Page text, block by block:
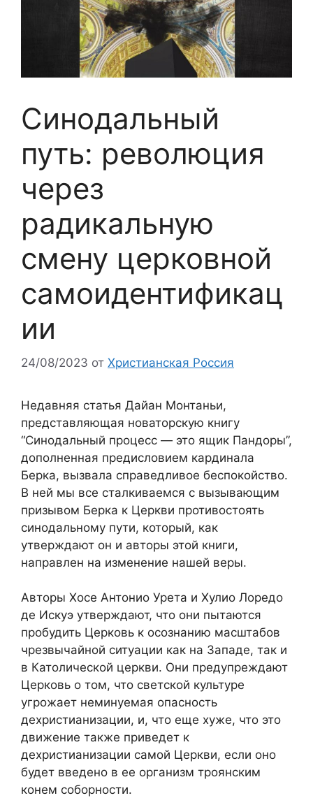
Синодальный
путь: революция
через
радикальную
смену церковной
самоидентификац
ии
24/08/2023 от Христианская Россия
Недавняя статья Дайан Монтаньи,
представляющая новаторскую книгу
“Синодальный процесс — это ящик Пандоры”,
дополненная предисловием кардинала
Берка, вызвала справедливое беспокойство.
В ней мы все сталкиваемся с вызывающим
призывом Берка к Церкви противостоять
синодальному пути, который, как
утверждают он и авторы этой книги,
направлен на изменение нашей веры.
Авторы Хосе Антонио Урета и Хулио Лоредо
де Искуэ утверждают, что они пытаются
пробудить Церковь к осознанию масштабов
чрезвычайной ситуации как на Западе, так и
в Католической церкви. Они предупреждают
Церковь о том, что светской культуре
угрожает неминуемая опасность
дехристианизации, и, что еще хуже, что это
движение также приведет к
дехристианизации самой Церкви, если оно
будет введено в ее организм троянским
конем соборности.